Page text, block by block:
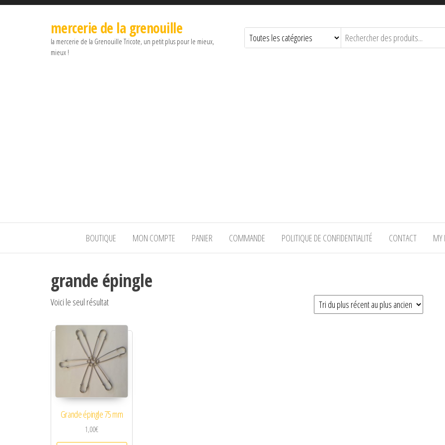
mercerie de la grenouille
la mercerie de la Grenouille Tricote, un petit plus pour le mieux,
mieux !
BOUTIQUE MON COMPTE PANIER COMMANDE POLITIQUE DE CONFIDENTIALITÉ CONTACT MY
grande épingle
Voici le seul résultat
Grande épingle 75 mm
1,00€